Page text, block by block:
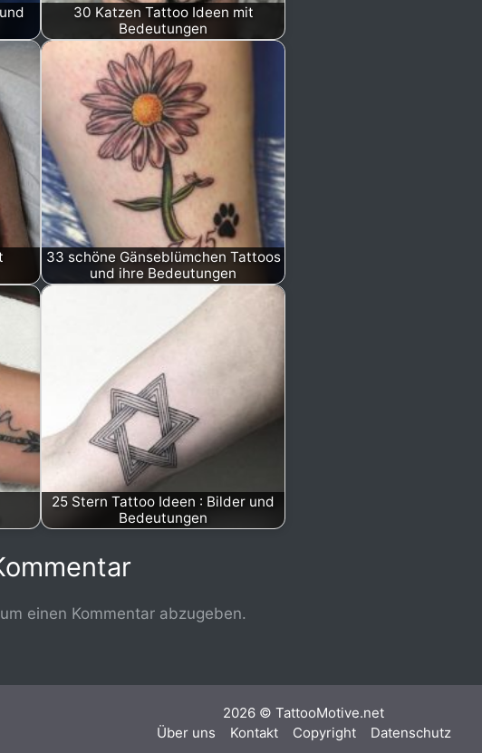
30 Katzen Tattoo Ideen mit
Bedeutungen
33 schöne Gänseblümchen Tattoos
und ihre Bedeutungen
25 Stern Tattoo Ideen : Bilder und
Bedeutungen
einen Kommentar abzugeben.
2026 © TattooMotive.net
Über uns
Kontakt Copyright Datenschutz